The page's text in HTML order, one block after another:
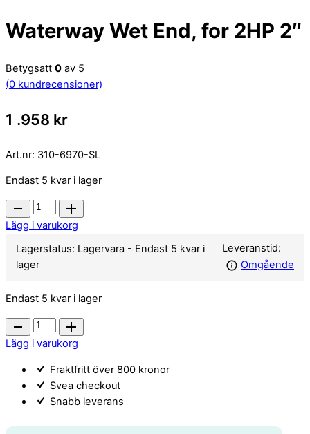
Waterway Wet End, for 2HP 2″
Betygsatt 0 av 5
(0 kundrecensioner)
1 .958 kr
Art.nr: 310-6970-SL
Endast 5 kvar i lager
Waterway
Wet
for
2HP
quantity
Lägg i varukorg
Lagerstatus: Lagervara - Endast 5 kvar i
lager
Leveranstid:
Omgående
Endast 5 kvar i lager
Waterway
Wet
for
2HP
2"
Lägg i varukorg
Fraktfritt över 800 kronor
Svea checkout
Snabb leverans